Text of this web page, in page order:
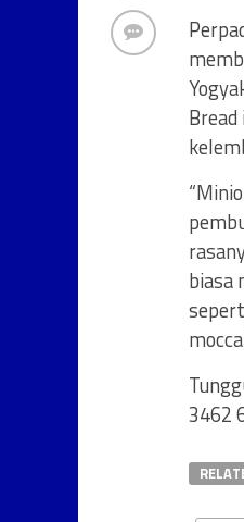
biasa
3462